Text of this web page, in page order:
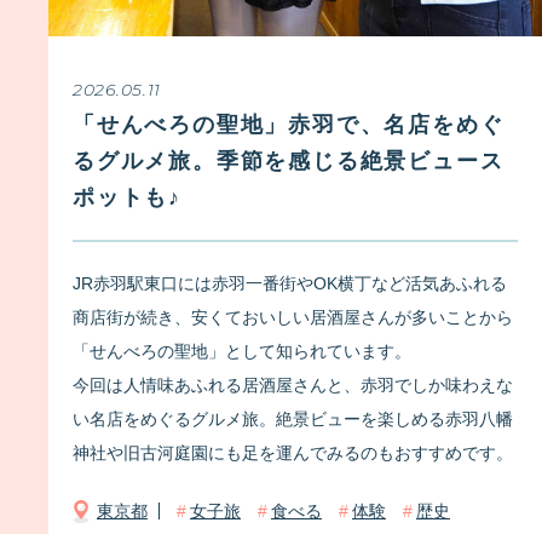
2026.05.11
「せんべろの聖地」赤羽で、名店をめぐ
るグルメ旅。季節を感じる絶景ビュース
ポットも♪
JR赤羽駅東口には赤羽一番街やOK横丁など活気あふれる
商店街が続き、安くておいしい居酒屋さんが多いことから
「せんべろの聖地」として知られています。
今回は人情味あふれる居酒屋さんと、赤羽でしか味わえな
い名店をめぐるグルメ旅。絶景ビューを楽しめる赤羽八幡
神社や旧古河庭園にも足を運んでみるのもおすすめです。
東京都 女子旅 食べる 体験
歴史